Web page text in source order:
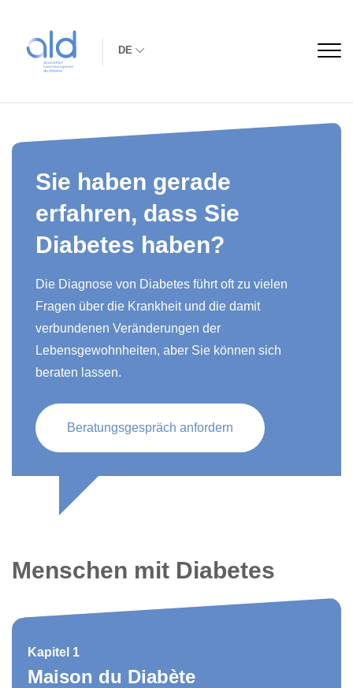
DE
Sie haben gerade
erfahren, dass Sie
Diabetes haben?
Die Diagnose von Diabetes führt oft zu vielen
Fragen über die Krankheit und die damit
verbundenen Veränderungen der
Lebensgewohnheiten, aber Sie können sich
beraten lassen.
Beratungsgespräch anfordern
Menschen mit Diabetes
Kapitel 1
Maison du Diabète